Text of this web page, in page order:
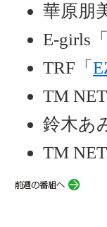
華原朋
E-girls
TRF「
TM
鈴木あ
TM